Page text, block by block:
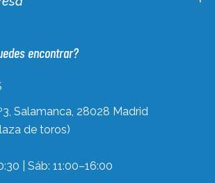
encontrar?
Salamanca, 28028 Madrid
de toros)
| Sáb: 11:00–16:00